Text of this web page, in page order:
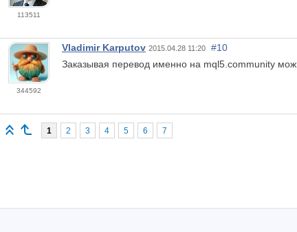
113511
344592
Vladimir Karputov 2015.04.28 11:20
#10
Заказывая перевод именно на mql5.community
1 2 3 4 5 6 7